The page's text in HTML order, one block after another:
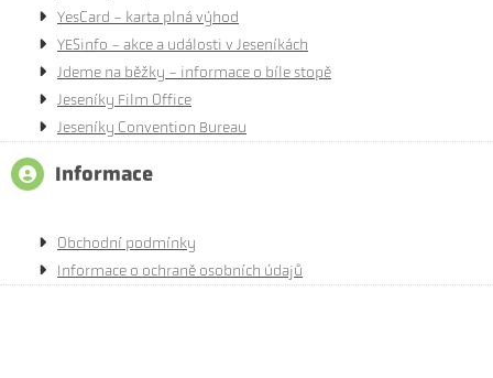
YesCard - karta plná výhod
YESinfo - akce a události v Jeseníkách
Jdeme na běžky - informace o bíle stopě
Jeseníky Film Office
Jeseníky Convention Bureau
Informace
Obchodní podmínky
Informace o ochraně osobních údajů